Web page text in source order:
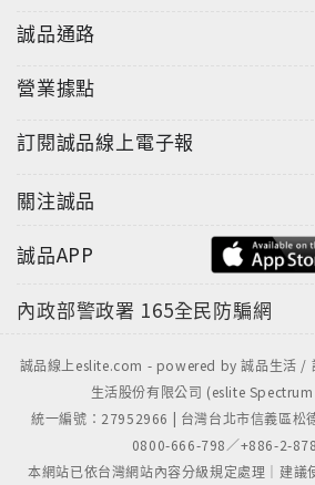
誠品通路
營業據點
訂閱誠品線上電子報
關注誠品
誠品APP
內政部警政署 165全民防騙網
誠品線上eslite.com - powered by 誠品生活 /
生活股份有限公司 (eslite
統一編號：27952966 | 台灣台北市信義區松
0800-666-798／+886-2-
本網站已依台灣網站內容分級規定處理｜建